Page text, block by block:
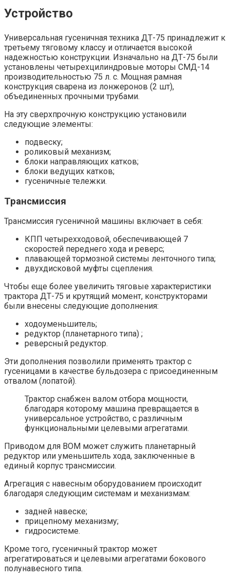
Устройство
Универсальная гусеничная техника ДТ-75 принадлежит к
третьему тяговому классу и отличается высокой
надежностью конструкции. Изначально на ДТ-75 были
установлены четырехцилиндровые моторы СМД-14
производительностью 75 л. с. Мощная рамная
конструкция сварена из лонжеронов (2 шт),
объединенных прочными трубами.
На эту сверхпрочную конструкцию установили
следующие элементы:
подвеску;
роликовый механизм;
блоки направляющих катков;
блоки ведущих катков;
гусеничные тележки.
Трансмиссия
Трансмиссия гусеничной машины включает в себя:
КПП четырехходовой, обеспечивающей 7
скоростей переднего хода и реверс;
плавающей тормозной системы ленточного типа;
двухдисковой муфты сцепления.
Чтобы еще более увеличить тяговые характеристики
трактора ДТ-75 и крутящий момент, конструкторами
были внесены следующие дополнения:
ходоуменьшитель;
редуктор (планетарного типа) ;
реверсный редуктор.
Эти дополнения позволили применять трактор с
гусеницами в качестве бульдозера с присоединенным
отвалом (лопатой).
Трактор снабжен валом отбора мощности,
благодаря которому машина превращается в
универсальное устройство, с различным
функциональными целевыми агрегатами.
Приводом для ВОМ может служить планетарный
редуктор или уменьшитель хода, заключенные в
единый корпус трансмиссии.
Агрегация с навесным оборудованием происходит
благодаря следующим системам и механизмам:
задней навеске;
прицепному механизму;
гидросистеме.
Кроме того, гусеничный трактор может
агрегатироваться и целевыми агрегатами бокового
полунавесного типа.